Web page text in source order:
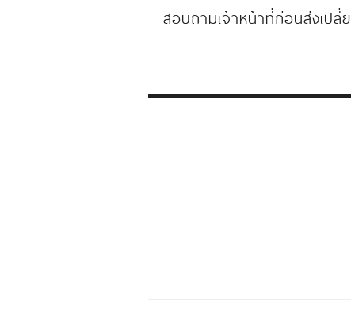
สอบถามเจ้าหน้าที่ก่อนส่งเปลี่